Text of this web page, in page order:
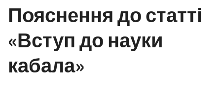
Пояснення до статті
«Вступ до науки
кабала»